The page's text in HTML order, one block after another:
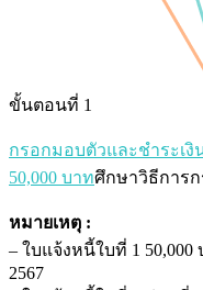
ขั้นตอนที่ 1
กรอกมอบตัวและชำระเ
50,000 บาทศึกษาวิธีการ
หมายเหตุ :
– ใบแจ้งหนี้ใบที่ 1
2567